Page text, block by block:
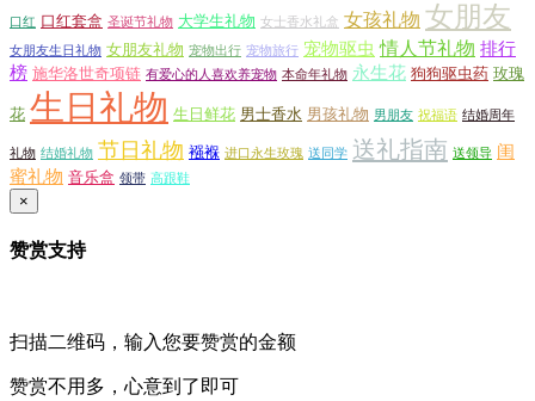
口红 口红套盒 圣诞节礼物 大学生礼物 女士香水礼盒 女孩礼物 女朋友
女朋友生日礼物 女朋友礼物 宠物出行 宠物旅行 宠物驱虫 情人节礼物 排行
榜 施华洛世奇项链 有爱心的人喜欢养宠物 本命年礼物 永生花 狗狗驱虫药 玫瑰
花 生日礼物 生日鲜花 男士香水 男孩礼物 男朋友 祝福语 结婚周年
礼物 结婚礼物 节日礼物 襁褓 进口永生玫瑰 送同学 送礼指南 送领导 闺
蜜礼物 音乐盒 领带 高跟鞋
×
赞赏支持
扫描二维码，输入您要赞赏的金额
赞赏不用多，心意到了即可